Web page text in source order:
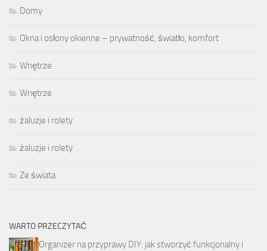
Domy
Okna i osłony okienne – prywatność, światło, komfort
Wnętrze
Wnętrze
żaluzje i rolety
żaluzje i rolety
Ze świata
WARTO PRZECZYTAĆ
Organizer na przyprawy DIY: jak stworzyć funkcjonalny i